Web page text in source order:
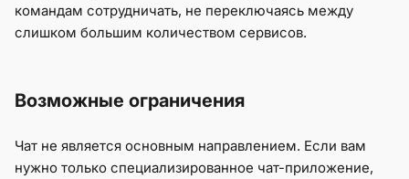
командам сотрудничать, не переключаясь между
слишком большим количеством сервисов.
Возможные ограничения
Чат не является основным направлением. Если вам
нужно только специализированное чат-приложение,